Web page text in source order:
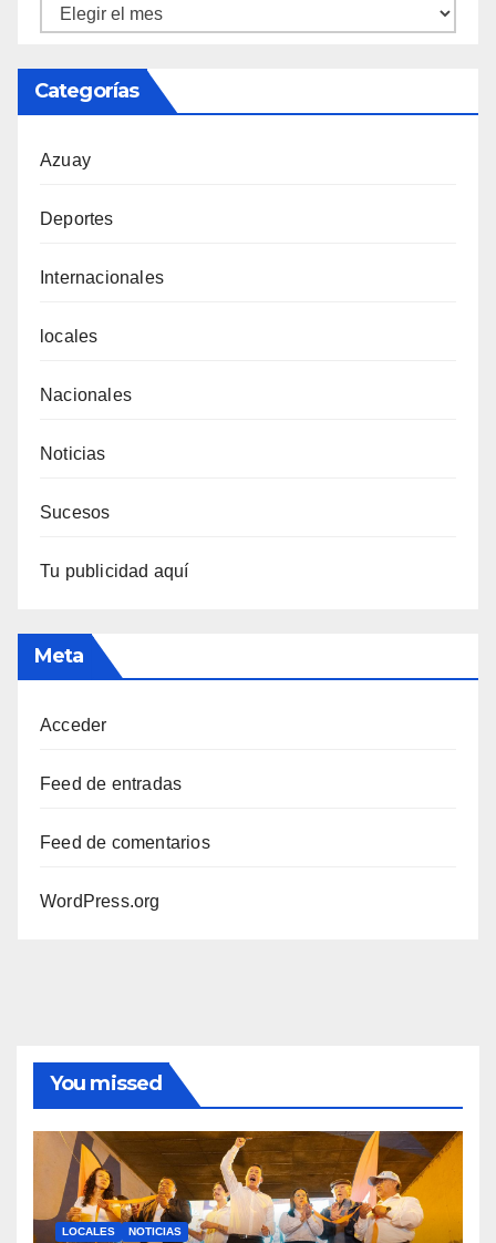
Ortiz
Categorías
Azuay
Deportes
Internacionales
locales
Nacionales
Noticias
Sucesos
Tu publicidad aquí
Meta
Acceder
Feed de entradas
Feed de comentarios
WordPress.org
You missed
LOCALES NOTICIAS